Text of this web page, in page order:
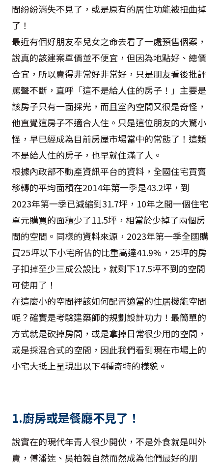
間紛紛消失不見了，或是原有的居住功能被扭曲掉
了！
最近有個好朋友奉兒女之命去看了一處預售個案，
說真的該建案單價並不便宜，但因為地點好、總價
合宜，所以賣得非常好非常好，只是朋友看後批評
罵聲不斷，直呼「這不是給人住的房子！」主要是
該房子只有一面採光，而且室內空間又很是奇怪，
他直覺這房子不適合人住。只是這位朋友的大驚小
怪，早已經成為目前房屋市場當中的常態了！這類
不是給人住的房子，也早就住滿了人。
根據內政部不動產資訊平台的資料，全國住宅買賣
移轉的平均面積在2014年第一季是43.2坪，到
2023年第一季已減縮到31.7坪，10年之間一個住宅
單元購買的面積少了11.5坪，相當於少掉了兩個房
間的空間。同樣的資料來源，2023年第一季全國購
買25坪以下小宅所佔的比重高達41.9%，25坪的房
子扣掉至少三成公設比，就剩下17.5坪不到的空間
可使用了！
在這麼小的空間裡該如何配置適當的住居機能空間
呢？確實是考驗建築師的規劃設計功力！最簡單的
方式就是砍掉房間，或是拿掉日常很少用的空間，
或是採混合式的空間，因此我們看到現在市場上的
小宅大抵上呈現出以下4種奇特的樣貌。
1.廚房或是餐廳不見了！
說實在的現代年青人很少開伙，不是外食就是叫外
賣，傅潘達、吳柏毅自然而然成為他們最好的朋